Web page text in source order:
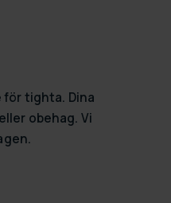
tighta. Dina
obehag. Vi